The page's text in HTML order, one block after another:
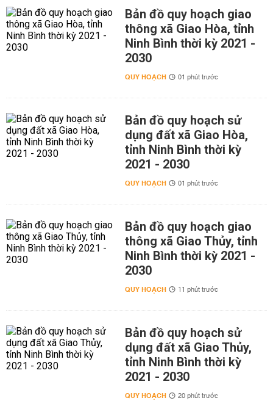
Bản đồ quy hoạch giao
thông xã Giao Hòa, tỉnh
Ninh Bình thời kỳ 2021 -
2030
QUY HOẠCH 01 phút trước
Bản đồ quy hoạch sử
dụng đất xã Giao Hòa,
tỉnh Ninh Bình thời kỳ
2021 - 2030
QUY HOẠCH 01 phút trước
Bản đồ quy hoạch giao
thông xã Giao Thủy, tỉnh
Ninh Bình thời kỳ 2021 -
2030
QUY HOẠCH 11 phút trước
Bản đồ quy hoạch sử
dụng đất xã Giao Thủy,
tỉnh Ninh Bình thời kỳ
2021 - 2030
QUY HOẠCH 20 phút trước